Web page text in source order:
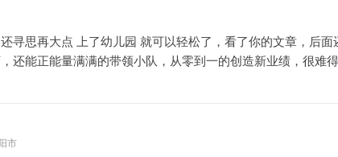
寻思再大点 上了幼儿园 就可以轻松了，看了你的文章，后
还能正能量满满的带领小队，从零到一的创造新业绩，很难
市